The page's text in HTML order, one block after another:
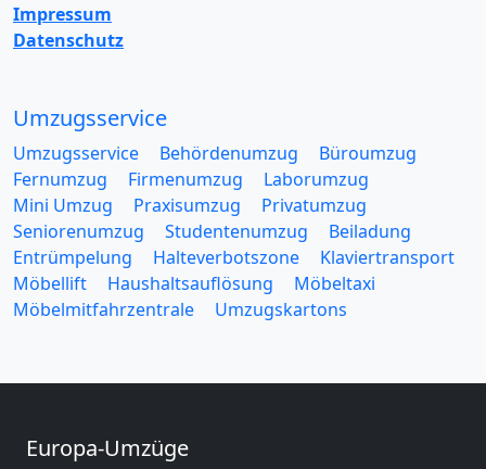
Impressum
Datenschutz
Umzugsservice
Umzugsservice Behördenumzug
Büroumzug
Fernumzug
Firmenumzug
Laborumzug
Mini Umzug
Praxisumzug
Privatumzug
Seniorenumzug
Studentenumzug
Beiladung
Entrümpelung
Halteverbotszone
Klaviertransport
Möbellift
Haushaltsauflösung
Möbeltaxi
Möbelmitfahrzentrale
Umzugskartons
Europa-Umzüge